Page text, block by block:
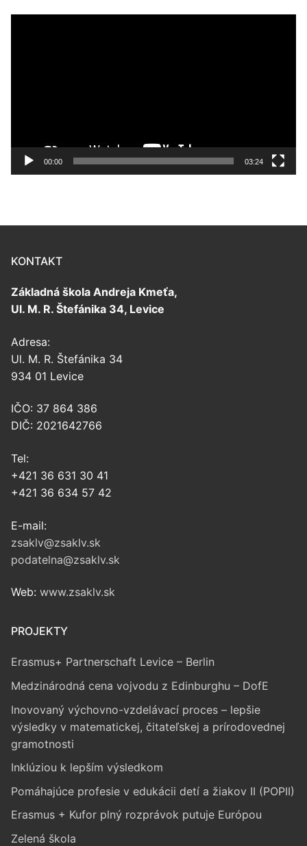
00:00 03:24
KONTAKT
Základná škola Andreja Kmeťa,
Ul. M. R. Štefánika 34, Levice
Adresa:
Ul. M. R. Štefánika 34
934 01 Levice
IČO: 37 864 386
DIČ: 2021642766
Tel:
+421 36 631 30 41
+421 36 634 57 42
E-mail:
zsaklv@zsaklv.sk
podatelna@zsaklv.sk
Web: www.zsaklv.sk
PROJEKTY
Erasmus+ Partnerschaft Levice – Berlin
Medzinárodná cena vojvodu z Edinburghu – DofE
Inovovaný výchovno-vzdelávací proces – lepšie
výsledky v matematickej, čitateľskej a prírodovednej
gramotnosti
Inklúziou k lepším výsledkom
Pomáhajúce profesie v edukácii detí a žiakov II (POPII)
Erasmus + Kufor plný rozprávok putuje Európou
Zelená škola